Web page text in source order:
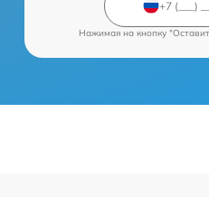
Нажимая на кнопку